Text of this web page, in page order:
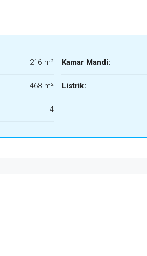
216 m²
468 m²
4
Kamar Mandi:
Listrik: